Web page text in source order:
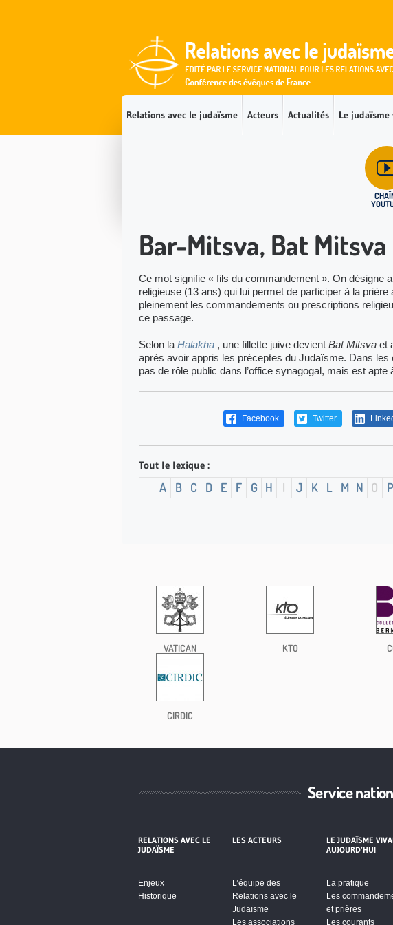
Relations avec le judaïsme Acteurs Actualités Le
Bar-Mitsva, Bat Mitsva
Ce mot signifie « fils du commandement ». On désigne
religieuse (13 ans) qui lui permet de participer à la
pleinement les commandements ou prescriptions
ce passage.
Selon la Halakha , une fillette juive devient Bat Mitsva et
après avoir appris les préceptes du Judaïsme. Dans les
pas de rôle public dans l’office synagogal, mais est
Facebook Twitter
Tout le lexique :
A B C D E F G H I J K L M N O P
VATICAN KTO
CIRDIC
Service
RELATIONS AVEC LE
JUDAÏSME
Enjeux
Historique
LES ACTEURS
L’équipe des
Relations avec le
Judaïsme
Les associations
LE JUDAÏSME
AUJOURD’HUI
La pratique
Les
et prières
Les courants